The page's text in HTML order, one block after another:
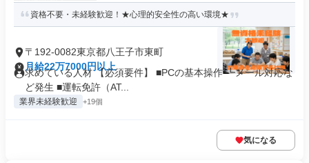
資格不要・未経験歓迎！★心理的安全性の高い環境★
〒192-0082東京都八王子市東町
月給22万7000円以上
求めている人材 【必須要件】 ■PCの基本操作 ┗メール対応な
ど発生 ■運転免許（AT...
業界未経験歓迎 +19個
気になる